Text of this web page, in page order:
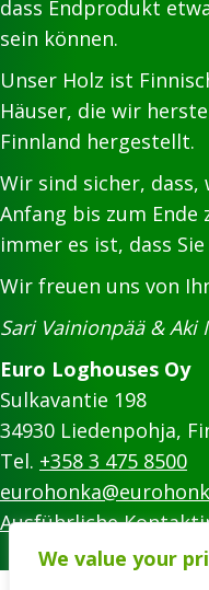
We value your
dass Endprodukt
sein können.
Unser Holz ist
Häuser, die wir
Finnland hergestellt.
Wir sind sicher, dass,
Anfang bis zum Ende
immer es ist, dass
Wir freuen uns von
Sari Vainionpää & Aki
Euro Loghouses Oy
Sulkavantie 198
34930 Liedenpohja,
Tel. +358 3 475 8500
Ausführliche